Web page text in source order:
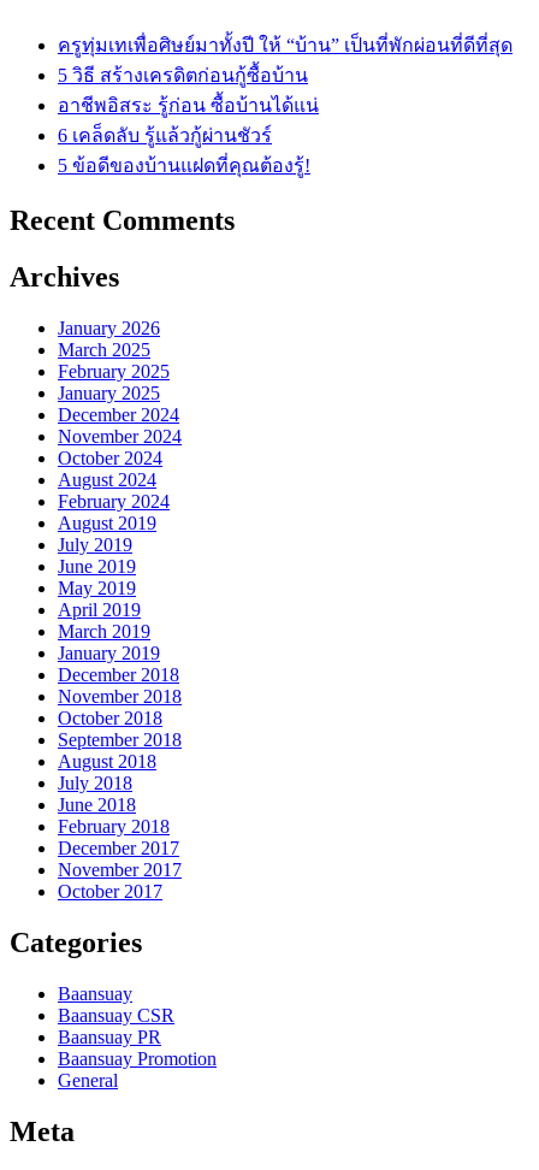
ครูทุ่มเทเพื่อศิษย์มาทั้งปี ให้ “บ้าน” เป็นที่พักผ่อนที่ดีที่สุด
5 วิธี สร้างเครดิตก่อนกู้ซื้อบ้าน
อาชีพอิสระ รู้ก่อน ซื้อบ้านได้แน่
6 เคล็ดลับ รู้แล้วกู้ผ่านชัวร์
5 ข้อดีของบ้านแฝดที่คุณต้องรู้!
Recent Comments
Archives
January 2026
March 2025
February 2025
January 2025
December 2024
November 2024
October 2024
August 2024
February 2024
August 2019
July 2019
June 2019
May 2019
April 2019
March 2019
January 2019
December 2018
November 2018
October 2018
September 2018
August 2018
July 2018
June 2018
February 2018
December 2017
November 2017
October 2017
Categories
Baansuay
Baansuay CSR
Baansuay PR
Baansuay Promotion
General
Meta